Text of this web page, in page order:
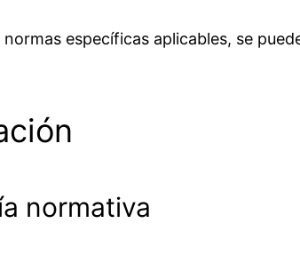
específicas aplicables, se
normativa